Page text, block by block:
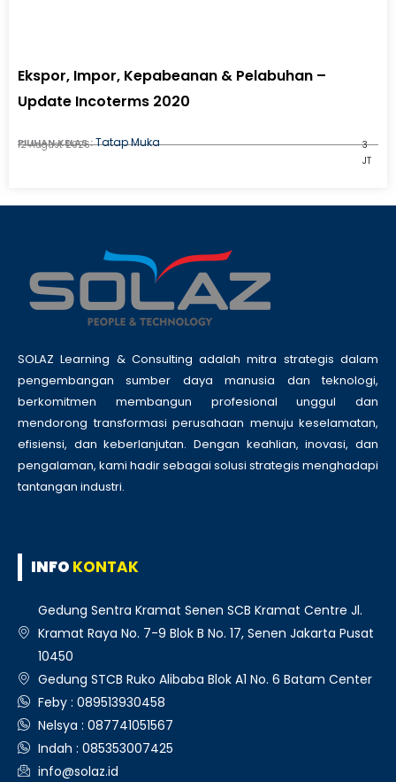
Ekspor, Impor, Kepabeanan & Pelabuhan –
Update Incoterms 2020
PILIHAN KELAS :Tatap Muka
12 August 2026
3
JT
SOLAZ Learning & Consulting adalah mitra strategis dalam
pengembangan sumber daya manusia dan teknologi,
berkomitmen membangun profesional unggul dan
mendorong transformasi perusahaan menuju keselamatan,
efisiensi, dan keberlanjutan. Dengan keahlian, inovasi, dan
pengalaman, kami hadir sebagai solusi strategis menghadapi
tantangan industri.
INFO KONTAK
Gedung Sentra Kramat Senen SCB Kramat Centre Jl.
Kramat Raya No. 7-9 Blok B No. 17, Senen Jakarta Pusat
10450
Gedung STCB Ruko Alibaba Blok A1 No. 6 Batam Center
Feby : 089513930458
Nelsya : 087741051567
Indah : 085353007425
info@solaz.id